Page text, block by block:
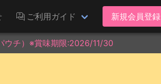
ご利用ガイド 新規会員登録
ウチ）※賞味期限:2026/11/30